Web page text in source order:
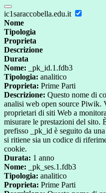
ic1saraccobella.edu.it
Nome
Tipologia
Proprieta
Descrizione
Durata
Nome: _pk_id.1.fdb3
Tipologia: analitico
Proprieta: Prime Parti
Descrizione: Questo nome di
analisi web open source Piwik.
proprietari di siti Web a
misurare le prestazioni del sito.
prefisso _pk_id è seguito da
si ritiene sia un codice di
cookie.
Durata: 1 anno
Nome: _pk_ses.1.fdb3
Tipologia: analitico
Proprieta: Prime Parti